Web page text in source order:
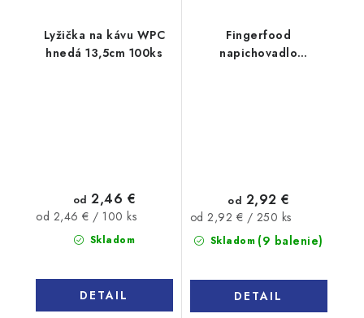
Lyžička na kávu WPC
hnedá 13,5cm 100ks
Skladom
od 2,46 €
Jednotková
od 2,46 € / 100 ks
DETAIL
Fingerfood
napichovadlo
Skladom (9 balenie)
od 2,92 €
Jednotková
cena:
od 2,92 € / 250 ks
DETAIL